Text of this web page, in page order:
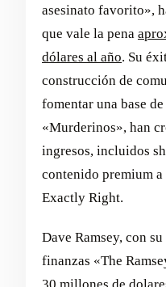
asesinato favorito»,
que vale la pena
dólares al año. Su
construcción de
fomentar una base
«Murderinos», han
ingresos, incluidos
contenido premium a
Exactly Right.
Dave Ramsey, con
finanzas «The